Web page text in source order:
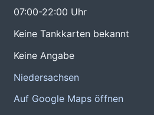
07:00-22:00 Uhr
Keine Tankkarten bekannt
Keine Angabe
Niedersachsen
Auf Google Maps öffnen